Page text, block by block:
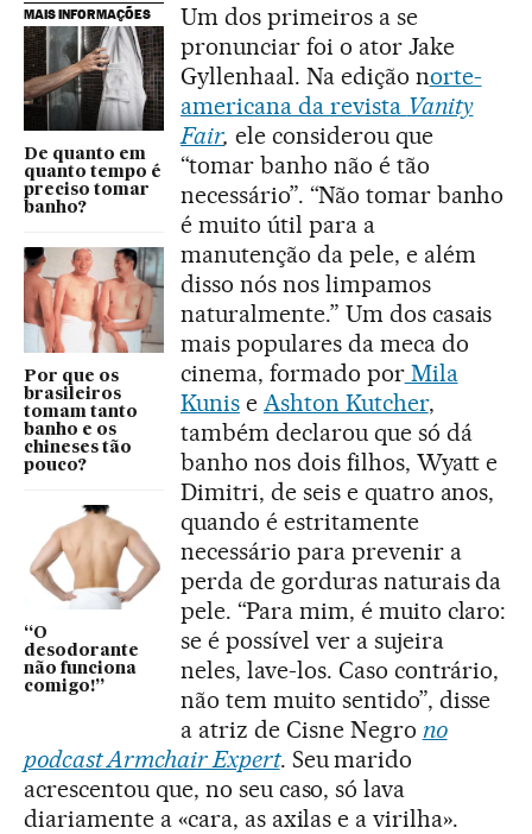
MAIS INFORMAÇÕES
De quanto em
quanto tempo é
preciso tomar
banho?
Por que os
brasileiros
tomam tanto
banho e os
chineses tão
pouco?
“O
desodorante
não funciona
comigo!”
Um dos primeiros a se
pronunciar foi o ator Jake
Gyllenhaal. Na edição norte-
americana da revista Vanity
Fair, ele considerou que
“tomar banho não é tão
necessário”. “Não tomar banho
é muito útil para a
manutenção da pele, e além
disso nós nos limpamos
naturalmente.” Um dos casais
mais populares da meca do
cinema, formado porMila
Kunise Ashton Kutcher,
também declarou que só dá
banho nos dois filhos, Wyatt e
Dimitri, de seis e quatro anos,
quando é estritamente
necessário para prevenir a
perda de gorduras naturais da
pele. “Para mim, é muito claro:
se é possível ver a sujeira
neles, lave-los. Caso contrário,
não tem muito sentido”, disse
a atriz de Cisne Negro no
podcast Armchair Expert. Seu marido
acrescentou que, no seu caso, só lava
diariamente a «cara, as axilas e a virilha».